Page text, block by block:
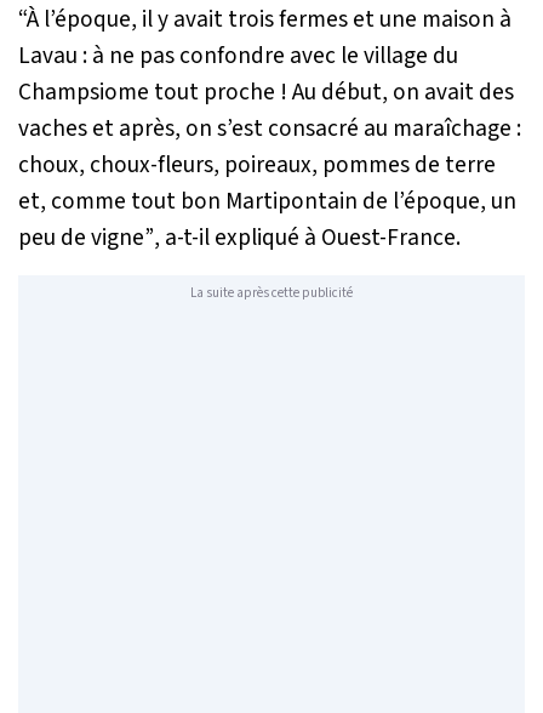
“À l’époque, il y avait trois fermes et une maison à
Lavau : à ne pas confondre avec le village du
Champsiome tout proche ! Au début, on avait des
vaches et après, on s’est consacré au maraîchage :
choux, choux-fleurs, poireaux, pommes de terre
et, comme tout bon Martipontain de l’époque, un
peu de vigne”, a-t-il expliqué à Ouest-France.
La suite après cette publicité